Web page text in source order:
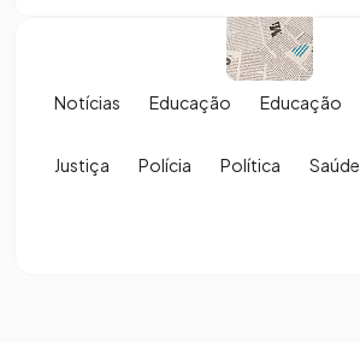
Notícias Educação Educação
Justiça Polícia Política Saúde